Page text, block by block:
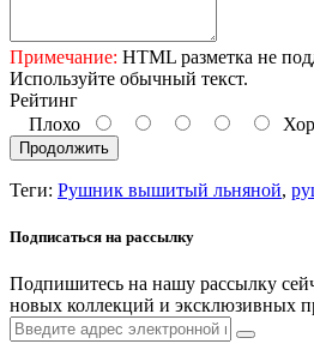
Примечание: HTML разметка не
Используйте обычный текст.
Рейтинг
Плохо
Продолжить
Теги: Рушник вышитый льняной,
Подписаться на рассылку
Подпишитесь на нашу рассылку
новых коллекций и эксклюзивных